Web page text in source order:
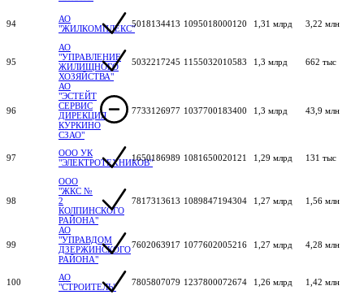
94
АО
"ЖИЛКОМПЛЕКС"5018134413 1095018000120 1,31 млрд 3,22 млн
95
АО
"УПРАВЛЕНИЕ
ЖИЛИЩНОГО
ХОЗЯЙСТВА"
5032217245 1155032010583 1,3 млрд 662 тыс
96
АО
"ЭСТЕЙТ
СЕРВИС
ДИРЕКЦИЯ
КУРКИНО
СЗАО"
7733126977 1037700183400 1,3 млрд 43,9 млн
97
ООО УК
"ЭЛЕКТРОТЕХНИКОВ"1650186989 1081650020121 1,29 млрд 131 тыс
98
ООО
"ЖКС №
2
КОЛПИНСКОГО
РАЙОНА"
7817313613 1089847194304 1,27 млрд 1,56 млн
99
АО
"УПРАВДОМ
ДЗЕРЖИНСКОГО
РАЙОНА"
7602063917 1077602005216 1,27 млрд 4,28 млн
100
АО
"СТРОИТЕЛЬ"
7805807079 1237800072674 1,26 млрд 1,42 млн